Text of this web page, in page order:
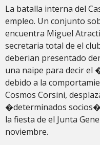
La batalla interna del
empleo. Un conjunto
encuentra Miguel
secretaria total de el
deberian presentado
una naipe para decir
debido a la
Cosmos Corsini,
�determinados
la fiesta de el Junta
noviembre.